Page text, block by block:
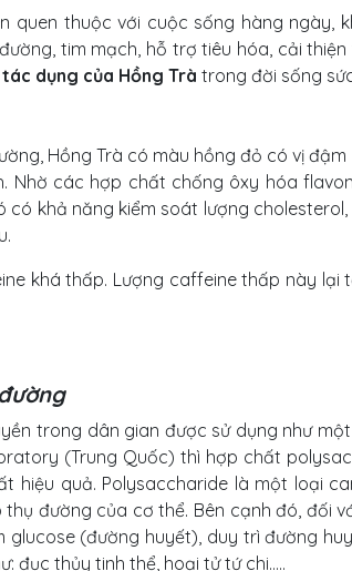
quen thuộc với cuộc sống hàng ngày,
tim mạch, hỗ trợ tiêu hóa, cải
tác dụng của Hồng Trà trong đời sống
Hồng Trà có màu hồng đỏ có vị
Nhờ các hợp chất chống ôxy hóa
khả năng kiểm soát lượng
khá thấp. Lượng caffeine thấp này lại
trong dân gian được sử dụng như
(Trung Quốc) thì hợp chất
hiệu quả. Polysaccharide là một loại
đường của cơ thể. Bên cạnh đó, đối
(đường huyết), duy trì đường
đục thủy tinh thể, hoại tử tứ chi…..